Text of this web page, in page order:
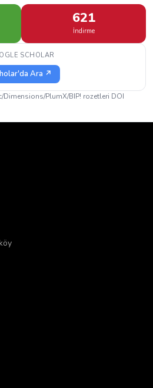
621
İndirme
SCHOLAR
Ara ↗
PlumX/BIP! rozetleri DOI